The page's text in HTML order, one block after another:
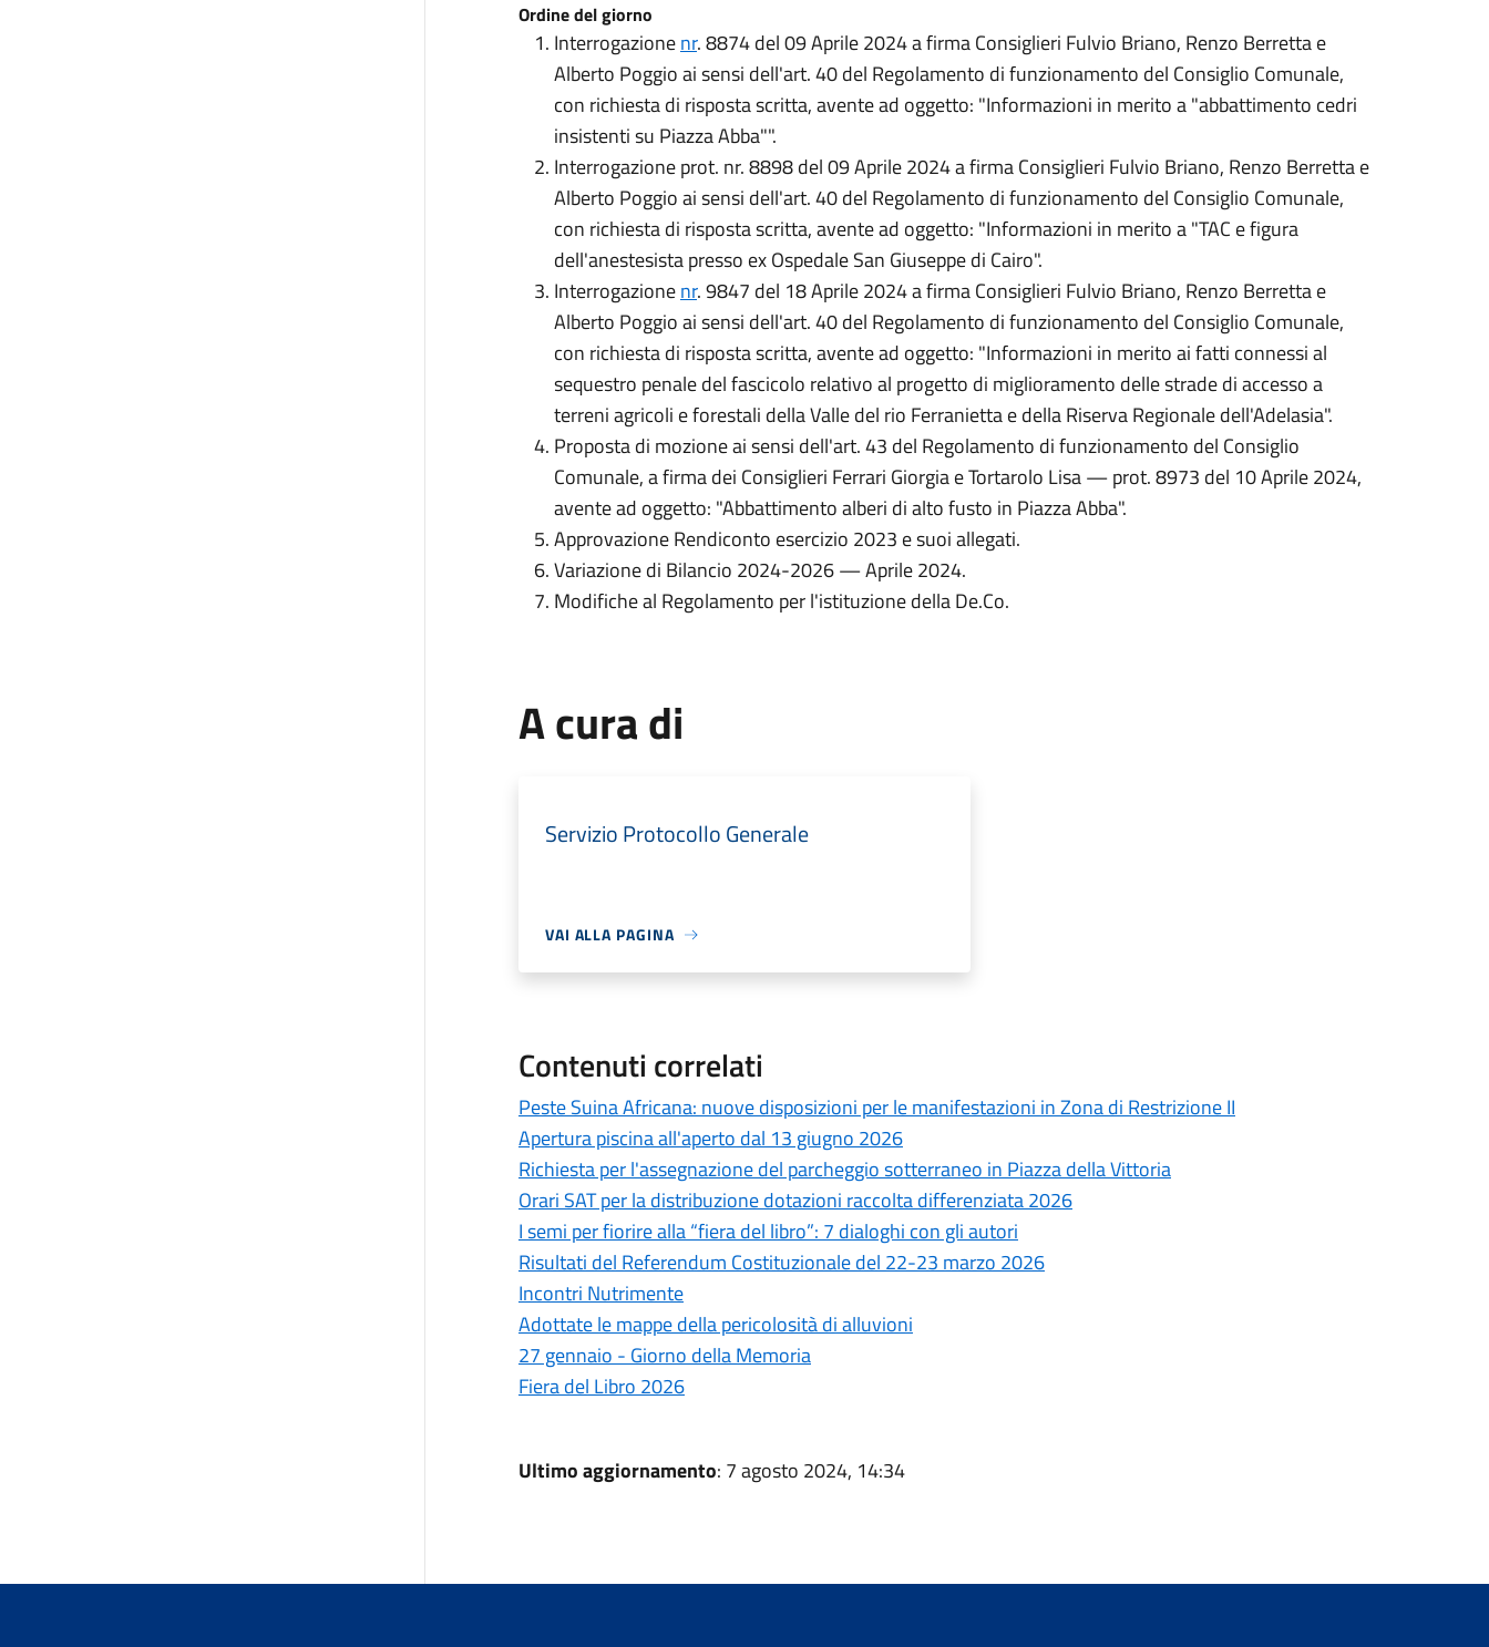
Ordine del giorno
Interrogazionenr. 8874 del 09 Aprile 2024 a firma Consiglieri Fulvio Briano, Renzo Berretta e
Alberto Poggio ai sensi dell'art. 40 del Regolamento di funzionamento del Consiglio Comunale,
con richiesta di risposta scritta, avente ad oggetto: "Informazioni in merito a "abbattimento cedri
insistenti su Piazza Abba"".
Interrogazione prot. nr. 8898 del 09 Aprile 2024 a firma Consiglieri Fulvio Briano, Renzo Berretta e
Alberto Poggio ai sensi dell'art. 40 del Regolamento di funzionamento del Consiglio Comunale,
con richiesta di risposta scritta, avente ad oggetto: "Informazioni in merito a "TAC e figura
dell'anestesista presso ex Ospedale San Giuseppe di Cairo".
Interrogazionenr. 9847 del 18 Aprile 2024 a firma Consiglieri Fulvio Briano, Renzo Berretta e
Alberto Poggio ai sensi dell'art. 40 del Regolamento di funzionamento del Consiglio Comunale,
con richiesta di risposta scritta, avente ad oggetto: "Informazioni in merito ai fatti connessi al
sequestro penale del fascicolo relativo al progetto di miglioramento delle strade di accesso a
terreni agricoli e forestali della Valle del rio Ferranietta e della Riserva Regionale dell'Adelasia".
Proposta di mozione ai sensi dell'art. 43 del Regolamento di funzionamento del Consiglio
Comunale, a firma dei Consiglieri Ferrari Giorgia e Tortarolo Lisa — prot. 8973 del 10 Aprile 2024,
avente ad oggetto: "Abbattimento alberi di alto fusto in Piazza Abba".
Approvazione Rendiconto esercizio 2023 e suoi allegati.
Variazione di Bilancio 2024-2026 — Aprile 2024.
Modifiche al Regolamento per l'istituzione della De.Co.
A cura di
Servizio Protocollo Generale
VAI ALLA PAGINA
Contenuti correlati
Peste Suina Africana: nuove disposizioni per le manifestazioni in Zona di Restrizione II
Apertura piscina all'aperto dal 13 giugno 2026
Richiesta per l'assegnazione del parcheggio sotterraneo in Piazza della Vittoria
Orari SAT per la distribuzione dotazioni raccolta differenziata 2026
I semi per fiorire alla “fiera del libro”: 7 dialoghi con gli autori
Risultati del Referendum Costituzionale del 22-23 marzo 2026
Incontri Nutrimente
Adottate le mappe della pericolosità di alluvioni
27 gennaio - Giorno della Memoria
Fiera del Libro 2026
Ultimo aggiornamento: 7 agosto 2024, 14:34